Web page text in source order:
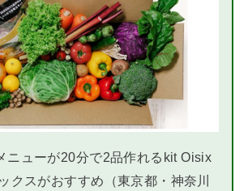
ニューが20分で2品作れるkit Oisix
クスがおすすめ（東京都・神奈川